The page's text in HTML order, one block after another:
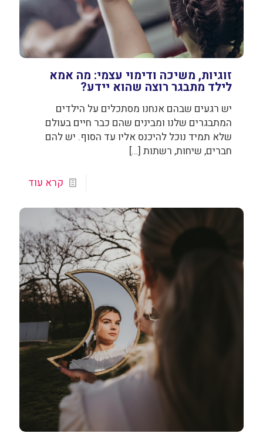
זוגיות, משיכה ודימוי עצמי: מה אמא
לילד מתבגר רוצה שהוא יידע?
יש רגעים שבהם אנחנו מסתכלים על הילדים
המתבגרים שלנו ומבינים שהם כבר חיים בעולם
שלא תמיד נוכל להיכנס אליו עד הסוף. יש להם
חברים, שיחות, רשתות […]
קרא עוד